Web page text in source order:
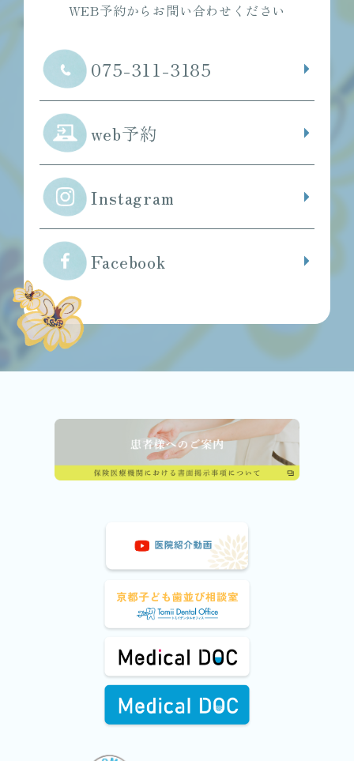
WEB予約からお問い合わせください
075-311-3185
web予約
Instagram
Facebook